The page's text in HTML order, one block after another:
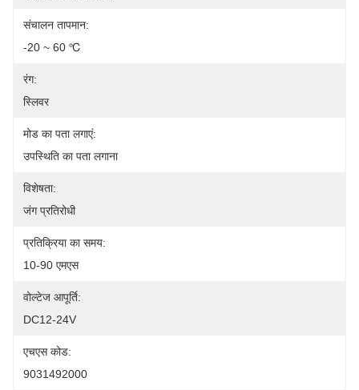
संचालन तापमान:
-20 ~ 60 ℃
रंग:
स्लिवर
मोड का पता लगाएं:
उपस्थिति का पता लगाना
विशेषता:
जंग प्रतिरोधी
प्रतिक्रिया का समय:
10-90 एमएस
वोल्टेज आपूर्ति:
DC12-24V
एचएस कोड:
9031492000